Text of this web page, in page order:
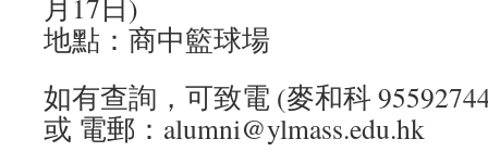
月17日)
地點：商中籃球場
如有查詢，可致電 (麥和科
或 電郵：alumni@ylmass.edu.hk